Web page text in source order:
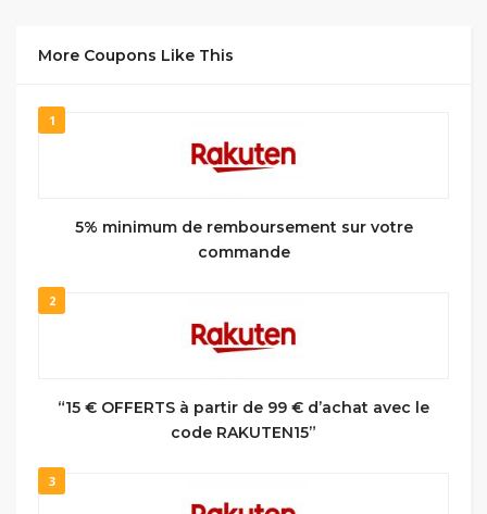
More Coupons Like This
1
5% minimum de remboursement sur votre
commande
2
“15 € OFFERTS à partir de 99 € d’achat avec le
code RAKUTEN15”
3